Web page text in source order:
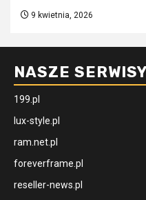
9 kwietnia, 2026
NASZE SERWISY
199.pl
lux-style.pl
ram.net.pl
foreverframe.pl
reseller-news.pl